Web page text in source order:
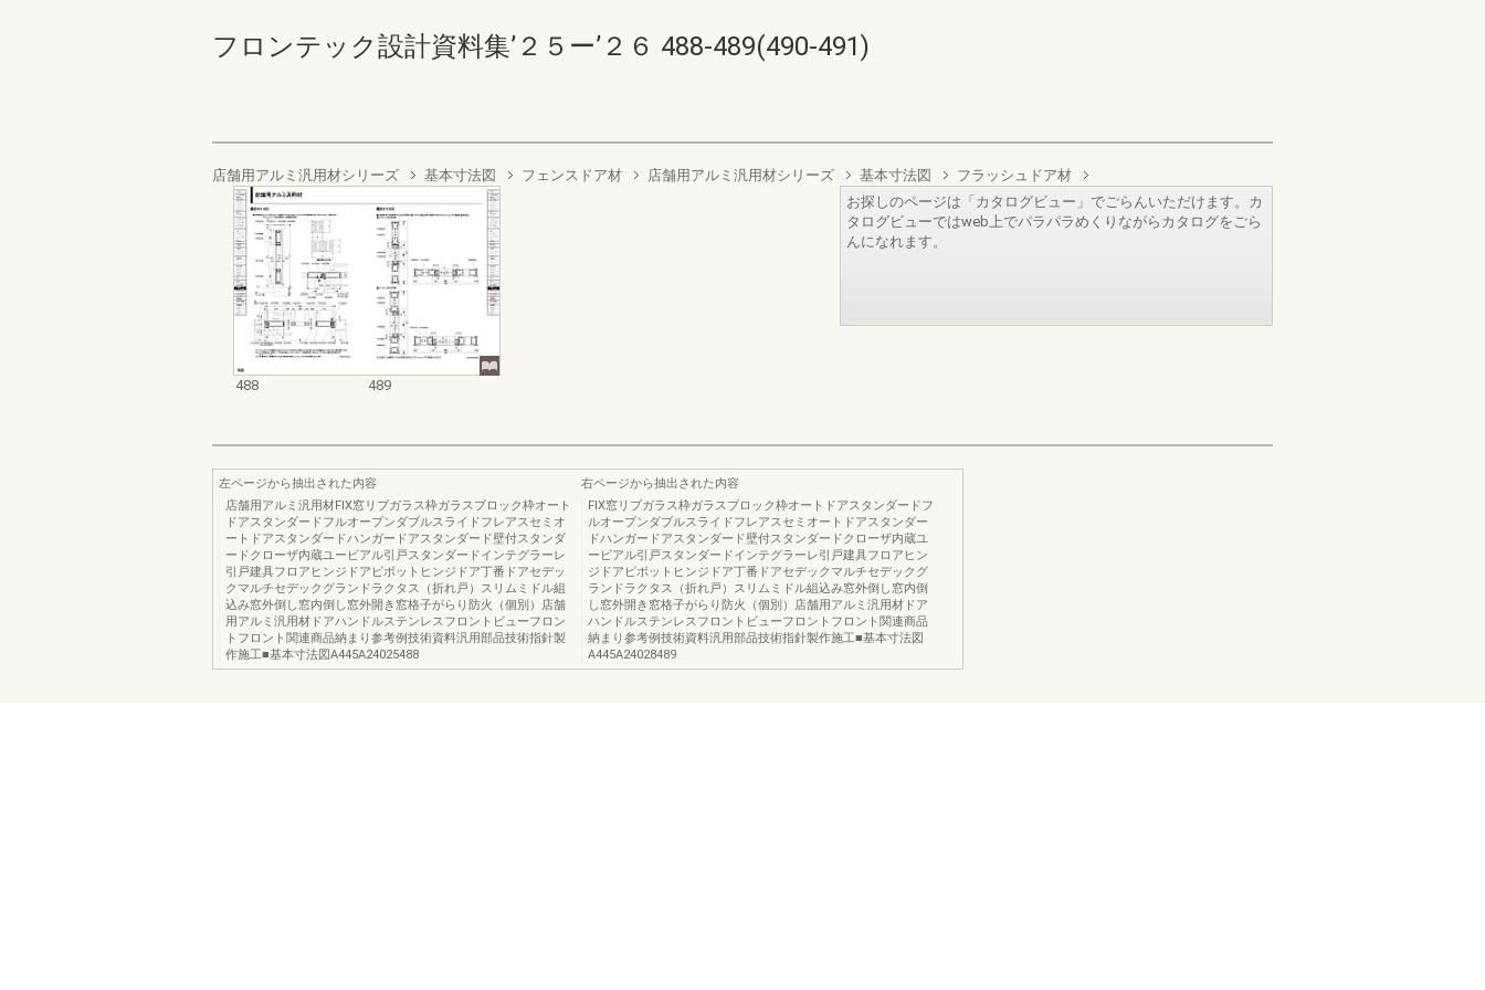
フロンテック設計資料集’２５ー’２６ 488-489(490-491)
店舗用アルミ汎用材シリーズ 基本寸法図 フェンスドア材 店舗用アルミ汎用材シリーズ 基本寸法図 フラッシュドア材
488 489
お探しのページは「カタログビュー」でごらんいただけます。カ
タログビューではweb上でパラパラめくりながらカタログをごら
んになれます。
左ページから抽出された内容
店舗用アルミ汎用材FIX窓リブガラス枠ガラスブロック枠オート
ドアスタンダードフルオープンダブルスライドフレアスセミオ
ートドアスタンダードハンガードアスタンダード壁付スタンダ
ードクローザ内蔵ユービアル引戸スタンダードインテグラーレ
引戸建具フロアヒンジドアピボットヒンジドア丁番ドアセデッ
クマルチセデックグランドラクタス（折れ戸）スリムミドル組
込み窓外倒し窓内倒し窓外開き窓格子がらり防火（個別）店舗
用アルミ汎用材ドアハンドルステンレスフロントビューフロン
トフロント関連商品納まり参考例技術資料汎用部品技術指針製
作施工■基本寸法図A445A24025488
右ページから抽出された内容
FIX窓リブガラス枠ガラスブロック枠オートドアスタンダードフ
ルオープンダブルスライドフレアスセミオートドアスタンダー
ドハンガードアスタンダード壁付スタンダードクローザ内蔵ユ
ービアル引戸スタンダードインテグラーレ引戸建具フロアヒン
ジドアピボットヒンジドア丁番ドアセデックマルチセデックグ
ランドラクタス（折れ戸）スリムミドル組込み窓外倒し窓内倒
し窓外開き窓格子がらり防火（個別）店舗用アルミ汎用材ドア
ハンドルステンレスフロントビューフロントフロント関連商品
納まり参考例技術資料汎用部品技術指針製作施工■基本寸法図
A445A24028489